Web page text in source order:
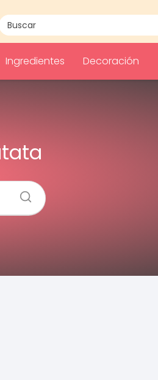
Ingredientes Decoración